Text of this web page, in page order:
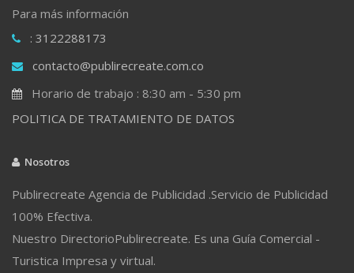
Para más información
: 3122288173
contacto@publirecreate.com.co
Horario de trabajo : 8:30 am - 5:30 pm
POLITICA DE TRATAMIENTO DE DATOS
Nosotros
Publirecreate Agencia de Publicidad .Servicio de Publicidad
100% Efectiva.
Nuestro DirectorioPublirecreate. Es una Guía Comercial -
Turistica Impresa y virtual.